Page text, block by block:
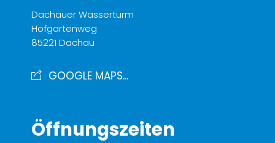
Dachauer Wasserturm
Hofgartenweg
85221 Dachau
GOOGLE MAPS...
Öffnungszeiten